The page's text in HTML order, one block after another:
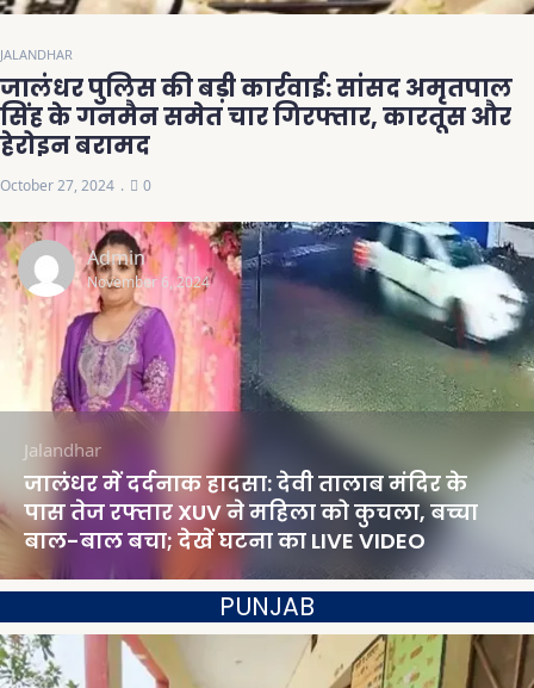
JALANDHAR
जालंधर पुलिस की बड़ी कार्रवाई: सांसद अमृतपाल
सिंह के गनमैन समेत चार गिरफ्तार, कारतूस और
हेरोइन बरामद
October 27, 2024 0
Admin
November 6, 2024
Jalandhar
जालंधर में दर्दनाक हादसा: देवी तालाब मंदिर के
पास तेज रफ्तार XUV ने महिला को कुचला, बच्चा
बाल-बाल बचा; देखें घटना का LIVE VIDEO
PUNJAB